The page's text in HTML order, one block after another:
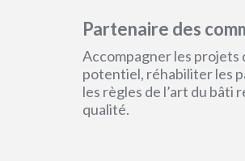
Partenaire des
Accompagner les projets
potentiel, réhabiliter les
les règles de l’art du
qualité.